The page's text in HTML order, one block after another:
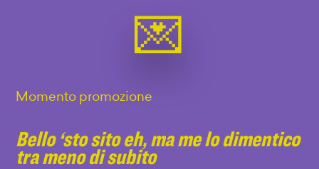
Momento promozione
Bello ‘sto sito eh, ma me lo dimentico
tra meno di subito